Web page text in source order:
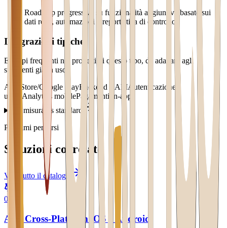
Roadmap progressiva su funzionalità aggiuntive basate sui
dati reali, automazioni e reportistica di controllo.
Integrazioni tipiche
Esempi frequenti nei progetti di questo tipo, da adattare agli
strumenti già in uso.
App Store/Google PlayBackend e APIAutenticazione
utenti Analytics mobilePagamenti in-app
Su misura vs standard
Prossimi percorsi
Soluzioni correlate
Vedi tutto il catalogo
0
App Cross-Platform iOS e Android